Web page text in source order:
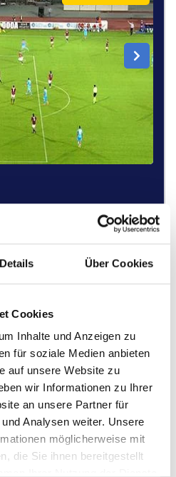
Details Über Cookies
Cookies
Inhalte und Anzeigen zu
für soziale Medien anbieten
auf unsere Website zu
wir Informationen zu Ihrer
an unsere Partner für
Analysen weiter. Unsere
möglicherweise mit
die Sie ihnen bereitgestellt
P.P. AB
€ 169 p.P.